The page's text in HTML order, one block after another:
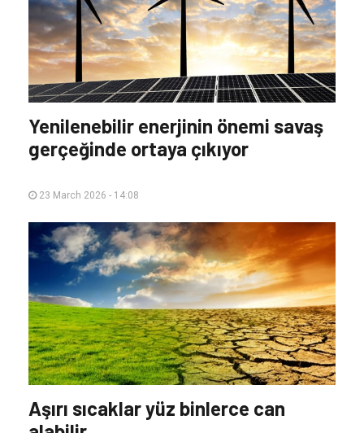
Yenilenebilir enerjinin önemi savaş
gerçeğinde ortaya çıkıyor
23 March 2026 - 14:08
Aşırı sıcaklar yüz binlerce can